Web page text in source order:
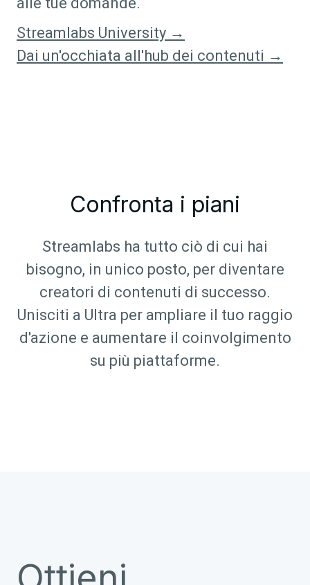
Streamlabs University →
Dai un'occhiata all'hub dei contenuti →
Confronta i piani
Streamlabs ha tutto ciò di cui hai
bisogno, in unico posto, per diventare
creatori di contenuti di successo.
Unisciti a Ultra per ampliare il tuo raggio
d'azione e aumentare il coinvolgimento
su più piattaforme.